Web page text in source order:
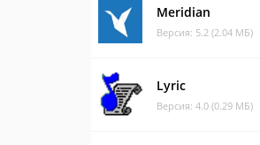
Meridian
Версия: 5.2 (2.04 МБ)
Lyric
Версия: 4.0 (0.29 МБ)